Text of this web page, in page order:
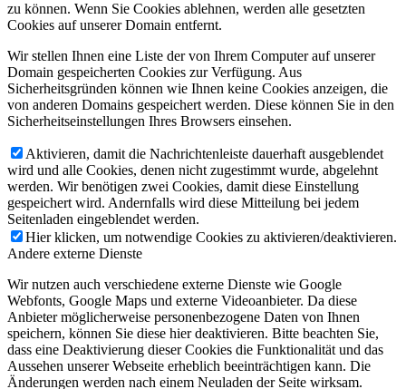
zu können. Wenn Sie Cookies ablehnen, werden alle gesetzten
Cookies auf unserer Domain entfernt.
Wir stellen Ihnen eine Liste der von Ihrem Computer auf unserer
Domain gespeicherten Cookies zur Verfügung. Aus
Sicherheitsgründen können wie Ihnen keine Cookies anzeigen, die
von anderen Domains gespeichert werden. Diese können Sie in den
Sicherheitseinstellungen Ihres Browsers einsehen.
Aktivieren, damit die Nachrichtenleiste dauerhaft ausgeblendet
wird und alle Cookies, denen nicht zugestimmt wurde, abgelehnt
werden. Wir benötigen zwei Cookies, damit diese Einstellung
gespeichert wird. Andernfalls wird diese Mitteilung bei jedem
Seitenladen eingeblendet werden.
Hier klicken, um notwendige Cookies zu aktivieren/deaktivieren.
Andere externe Dienste
Wir nutzen auch verschiedene externe Dienste wie Google
Webfonts, Google Maps und externe Videoanbieter. Da diese
Anbieter möglicherweise personenbezogene Daten von Ihnen
speichern, können Sie diese hier deaktivieren. Bitte beachten Sie,
dass eine Deaktivierung dieser Cookies die Funktionalität und das
Aussehen unserer Webseite erheblich beeinträchtigen kann. Die
Änderungen werden nach einem Neuladen der Seite wirksam.